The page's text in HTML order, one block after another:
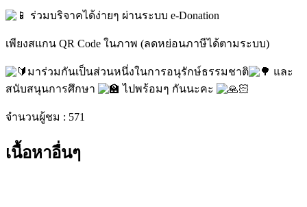
ร่วมบริจาคได้ง่ายๆ ผ่านระบบ e-Donation
เพียงสแกน QR Code ในภาพ (ลดหย่อนภาษีได้ตามระบบ)
มาร่วมกันเป็นส่วนหนึ่งในการอนุรักษ์ธรรมชาติ
และ
สนับสนุนการศึกษา
ไปพร้อมๆ กันนะคะ
จำนวนผู้ชม : 571
เนื้อหาอื่นๆ